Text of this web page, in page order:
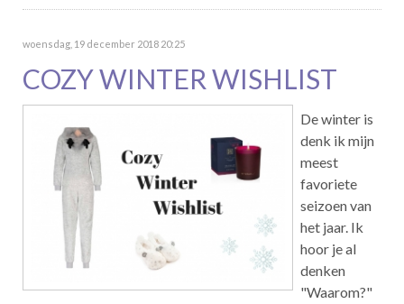
woensdag, 19 december 2018 20:25
COZY WINTER WISHLIST
De winter is
denk ik mijn
meest
favoriete
seizoen van
het jaar. Ik
hoor je al
denken
"Waarom?"